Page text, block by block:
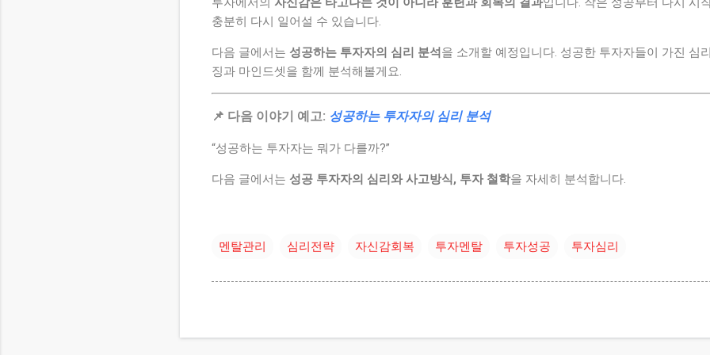
충분히 다시 일어설 수 있습니다.
다음 글에서는 성공하는 투자자의 심리 분석 을 소개할 예정입니다. 성공한 투자자들이 가진 심
징과 마인드셋을 함께 분석해볼게요.
📌 다음 이야기 예고: 성공하는 투자자의 심리 분석
“성공하는 투자자는 뭐가 다를까?”
다음 글에서는 성공 투자자의 심리와 사고방식, 투자 철학을 자세히 분석합니다.
멘탈관리 심리전략 자신감회복 투자멘탈 투자성공 투자심리